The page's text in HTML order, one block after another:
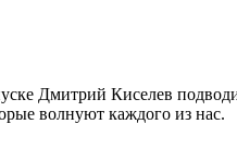
Дмитрий Киселев
волнуют каждого из нас.